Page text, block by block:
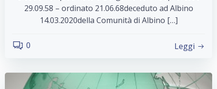
29.09.58 – ordinato 21.06.68deceduto ad Albino
14.03.2020della Comunità di Albino […]
0 Leggi